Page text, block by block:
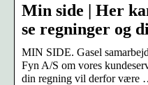
Min side | Her
se regninger og
MIN SIDE. Gasel
Fyn A/S om vores
din regning vil derfor være